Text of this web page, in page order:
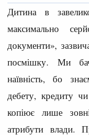
Дитина в
максимально
документи»,
посмішку. Ми
наївність, бо
дебету, кредиту
копіює лише
атрибути влади.